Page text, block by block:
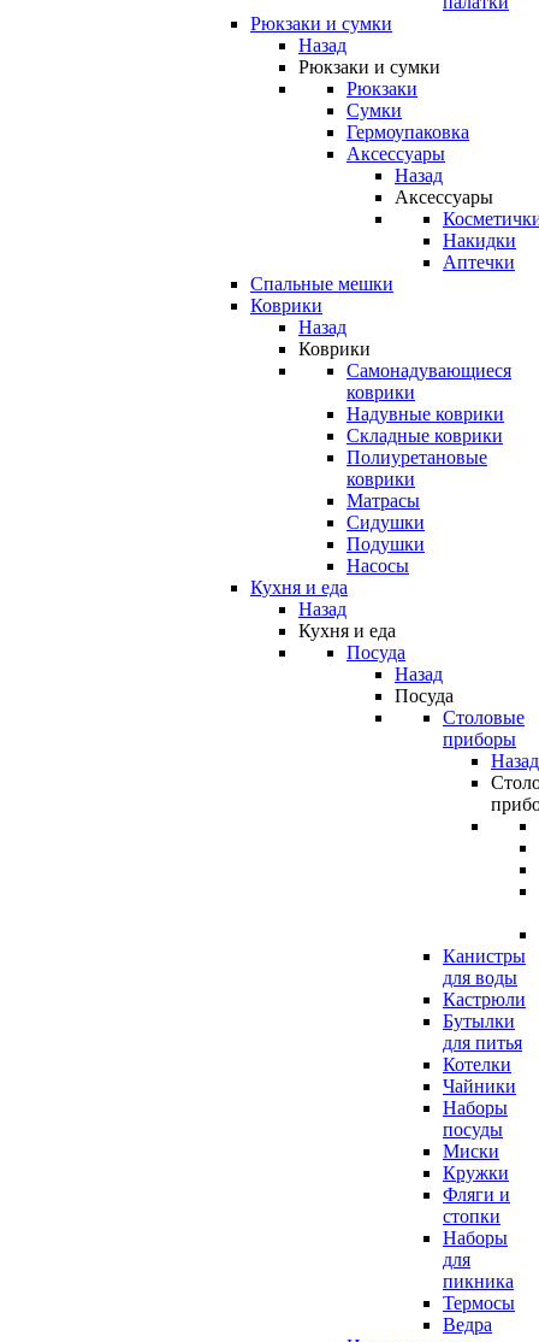
Рюкзаки и сумки
Назад
Рюкзаки и сумки
Рюкзаки
Сумки
Гермоупаковка
Аксессуары
Назад
Аксессуары
Накидки
Аптечки
Спальные мешки
Коврики
Назад
Коврики
Самонадувающиеся
коврики
Надувные коврики
Складные коврики
Полиуретановые
коврики
Матрасы
Сидушки
Подушки
Насосы
Кухня и еда
Назад
Кухня и еда
Посуда
Назад
Посуда
Столовые
приборы
Назад
Канистры
для воды
Кастрюли
Бутылки
для питья
Котелки
Чайники
Наборы
посуды
Миски
Кружки
Фляги и
стопки
Наборы
для
пикника
Термосы
Ведра